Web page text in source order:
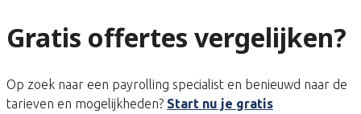
Gratis offertes vergelijken?
Op zoek naar een payrolling specialist en benieuwd naar de
tarieven en mogelijkheden? Start nu je gratis